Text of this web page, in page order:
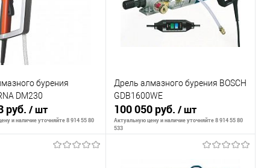
бурения
DM230
руб. / шт
и наличие уточняйте 8 914 55 80
Дрель алмазного бурения BOSCH
GDB1600WE
100 050 руб./ шт
Актуальную цену и наличие уточняйте 8 914 55 80
533